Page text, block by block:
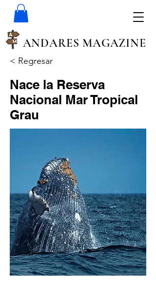
ANDARES MAGAZINE
< Regresar
Nace la Reserva
Nacional Mar Tropical
Grau